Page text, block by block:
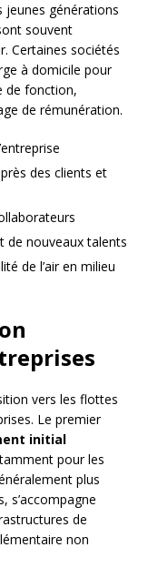
jeunes générations
souvent
Certaines sociétés
à domicile pour
de fonction,
de rémunération.
des clients et
de nouveaux talents
de l’air en milieu
vers les flottes
Le premier
initial
pour les
plus
s’accompagne
de
non